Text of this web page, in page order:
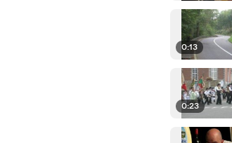
0:13
0:23